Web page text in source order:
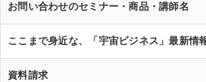
お問い合わせのセミナー・商品・講師名
ここまで身近な、「宇宙ビジネス」最新情
資料請求